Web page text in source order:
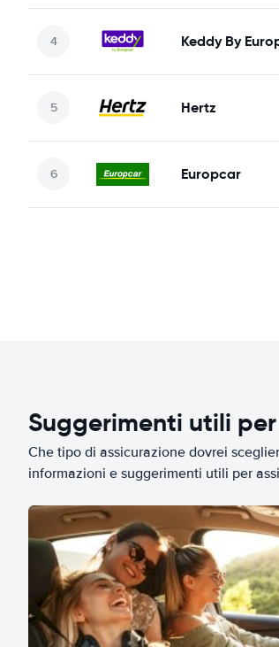
Keddy By
Hertz
Europcar
Suggerimenti utili
Che tipo di assicurazione dovrei
informazioni e suggerimenti utili per